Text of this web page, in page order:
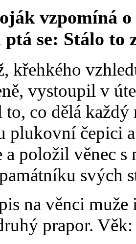
vzpomíná o
se: Stálo to
křehkého
vystoupil v
co dělá
plukovní čepici
a položil věnec s
svých
na věnci
prapor.